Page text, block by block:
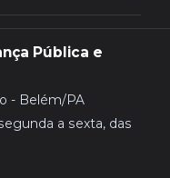
Pública e
- Belém/PA
a sexta, das